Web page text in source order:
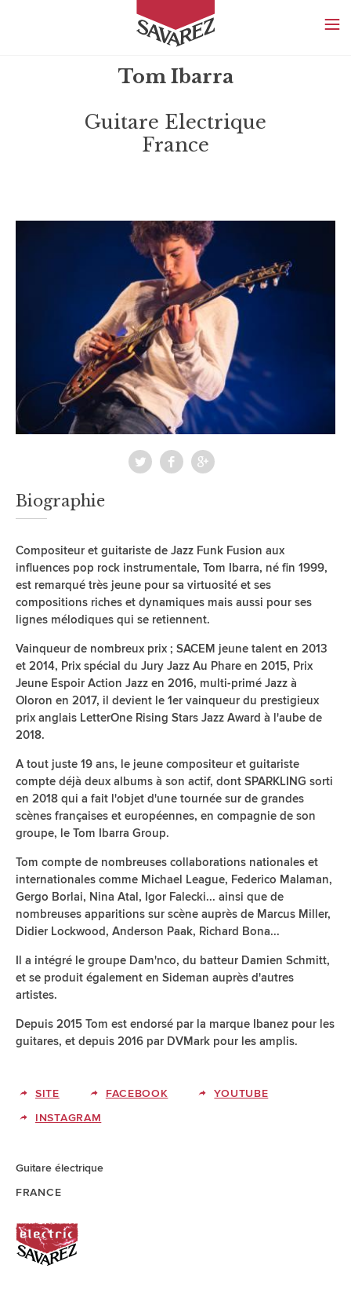
SAVAREZ
Tom Ibarra
Guitare Electrique
France
Biographie
Compositeur et guitariste de Jazz Funk Fusion aux
influences pop rock instrumentale, Tom Ibarra, né fin 1999,
est remarqué très jeune pour sa virtuosité et ses
compositions riches et dynamiques mais aussi pour ses
lignes mélodiques qui se retiennent.
Vainqueur de nombreux prix ; SACEM jeune talent en 2013
et 2014, Prix spécial du Jury Jazz Au Phare en 2015, Prix
Jeune Espoir Action Jazz en 2016, multi-primé Jazz à
Oloron en 2017, il devient le 1er vainqueur du prestigieux
prix anglais LetterOne Rising Stars Jazz Award à l'aube de
2018.
A tout juste 19 ans, le jeune compositeur et guitariste
compte déjà deux albums à son actif, dont SPARKLING sorti
en 2018 qui a fait l'objet d'une tournée sur de grandes
scènes françaises et européennes, en compagnie de son
groupe, le Tom Ibarra Group.
Tom compte de nombreuses collaborations nationales et
internationales comme Michael League, Federico Malaman,
Gergo Borlai, Nina Atal, Igor Falecki... ainsi que de
nombreuses apparitions sur scène auprès de Marcus Miller,
Didier Lockwood, Anderson Paak, Richard Bona...
Il a intégré le groupe Dam'nco, du batteur Damien Schmitt,
et se produit également en Sideman auprès d'autres
artistes.
Depuis 2015 Tom est endorsé par la marque Ibanez pour les
guitares, et depuis 2016 par DVMark pour les amplis.
SITE FACEBOOK
YOUTUBE
INSTAGRAM
Guitare électrique
FRANCE